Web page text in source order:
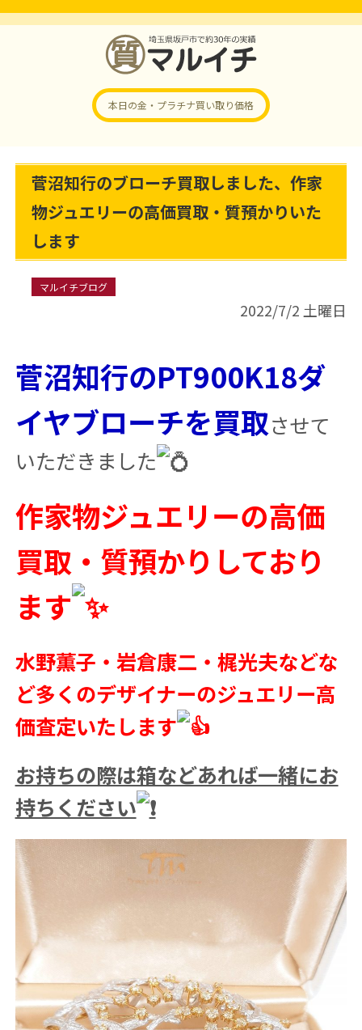
本日の金・プラチナ買い取り価格
菅沼知行のブローチ買取しました、作家
物ジュエリーの高価買取・質預かりいた
します
マルイチブログ
2022/7/2 土曜日
菅沼知行のPT900K18ダ
イヤブローチを買取させて
いただきました
作家物ジュエリーの高価
買取・質預かりしており
ます
水野薫子・岩倉康二・梶光夫などな
ど多くのデザイナーのジュエリー高
価査定いたします
お持ちの際は箱などあれば一緒にお
持ちください